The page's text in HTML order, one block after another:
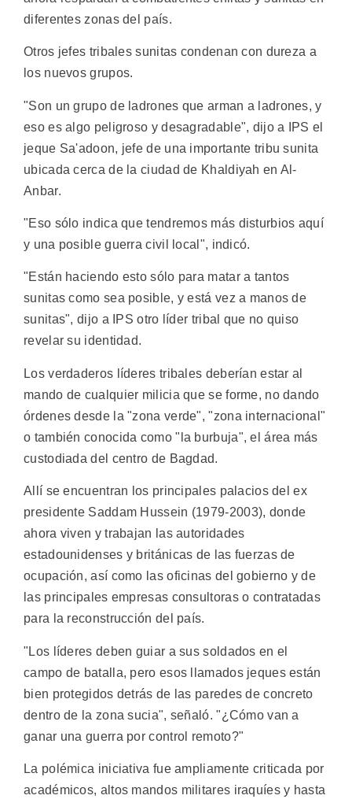
diferentes zonas del país.
Otros jefes tribales sunitas condenan con dureza a
los nuevos grupos.
"Son un grupo de ladrones que arman a ladrones, y
eso es algo peligroso y desagradable", dijo a IPS el
jeque Sa'adoon, jefe de una importante tribu sunita
ubicada cerca de la ciudad de Khaldiyah en Al-
Anbar.
"Eso sólo indica que tendremos más disturbios aquí
y una posible guerra civil local", indicó.
"Están haciendo esto sólo para matar a tantos
sunitas como sea posible, y está vez a manos de
sunitas", dijo a IPS otro líder tribal que no quiso
revelar su identidad.
Los verdaderos líderes tribales deberían estar al
mando de cualquier milicia que se forme, no dando
órdenes desde la "zona verde", "zona internacional"
o también conocida como "la burbuja", el área más
custodiada del centro de Bagdad.
Allí se encuentran los principales palacios del ex
presidente Saddam Hussein (1979-2003), donde
ahora viven y trabajan las autoridades
estadounidenses y británicas de las fuerzas de
ocupación, así como las oficinas del gobierno y de
las principales empresas consultoras o contratadas
para la reconstrucción del país.
"Los líderes deben guiar a sus soldados en el
campo de batalla, pero esos llamados jeques están
bien protegidos detrás de las paredes de concreto
dentro de la zona sucia", señaló. "¿Cómo van a
ganar una guerra por control remoto?"
La polémica iniciativa fue ampliamente criticada por
académicos, altos mandos militares iraquíes y hasta